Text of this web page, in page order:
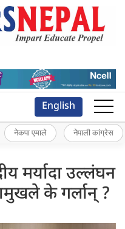
English
नेकपा एमाले नेपाली कांग्रेस
मर्यादा उल्लंघन
के गर्लान् ?